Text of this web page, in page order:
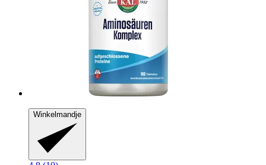
Winkelmandje